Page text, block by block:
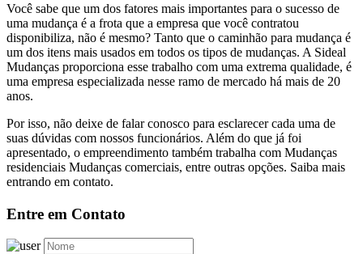
Você sabe que um dos fatores mais importantes para o sucesso de
uma mudança é a frota que a empresa que você contratou
disponibiliza, não é mesmo? Tanto que o caminhão para mudança é
um dos itens mais usados em todos os tipos de mudanças. A Sideal
Mudanças proporciona esse trabalho com uma extrema qualidade, é
uma empresa especializada nesse ramo de mercado há mais de 20
anos.
Por isso, não deixe de falar conosco para esclarecer cada uma de
suas dúvidas com nossos funcionários. Além do que já foi
apresentado, o empreendimento também trabalha com Mudanças
residenciais Mudanças comerciais, entre outras opções. Saiba mais
entrando em contato.
Entre em Contato